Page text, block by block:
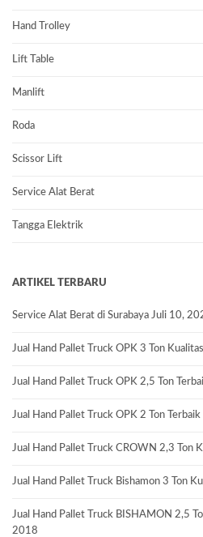
Hand Trolley
Lift Table
Manlift
Roda
Scissor Lift
Service Alat Berat
Tangga Elektrik
ARTIKEL TERBARU
Service Alat Berat di Surabaya Juli 10,
Jual Hand Pallet Truck OPK 3 Ton
Jual Hand Pallet Truck OPK 2,5 Ton
Jual Hand Pallet Truck OPK 2 Ton
Jual Hand Pallet Truck CROWN 2,3 Ton
Jual Hand Pallet Truck Bishamon 3 Ton
Jual Hand Pallet Truck BISHAMON 2,5
2018